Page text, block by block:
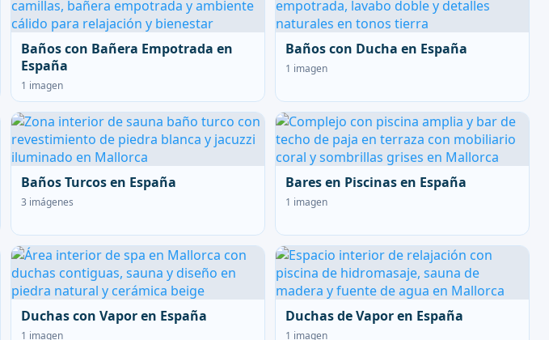
Baños con Bañera Empotrada en
España
1 imagen
Baños con Ducha en España
1 imagen
Baños Turcos en España
3 imágenes
Bares en Piscinas en España
1 imagen
Duchas con Vapor en España
1 imagen
Duchas de Vapor en España
1 imagen